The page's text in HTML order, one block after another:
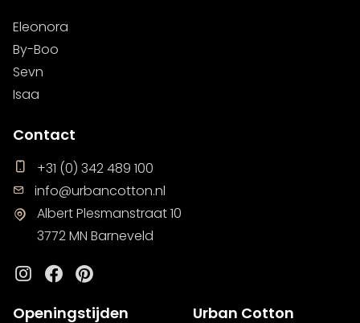
Eleonora
By-Boo
Sevn
Isaa
Contact
+31 (0) 342 489 100
info@urbancotton.nl
Albert Plesmanstraat 10
3772 MN Barneveld
Instagram
Facebook
Pinterest
Openingstijden Urban Cotton